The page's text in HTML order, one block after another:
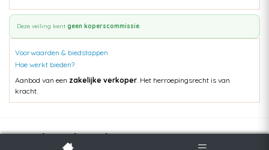
Deze veiling kent geen koperscommissie.
Voorwaarden & biedstappen
Hoe werkt bieden?
Aanbod van een zakelijke verkoper . Het herroepingsrecht is van
kracht.
Populaire kavels